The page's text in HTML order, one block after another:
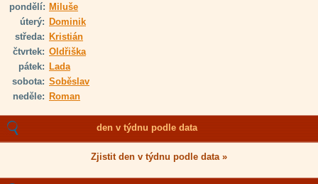
pondělí: Miluše
úterý: Dominik
středa: Kristián
čtvrtek: Oldřiška
pátek: Lada
sobota: Soběslav
neděle: Roman
den v týdnu podle data
Zjistit den v týdnu podle data »